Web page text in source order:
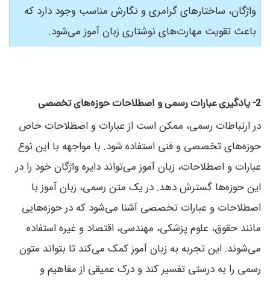
واژگان، ساختارهای گرامری و نگارش مناسب وجود دارد که
باعث تقویت مهارت‌های نوشتاری زبان آموز می‌شود.
2- یادگیری عبارات رسمی و اصطلاحات حوزه‌های تخصصی
در ارتباطات رسمی، ممکن است از عبارات و اصطلاحات خاص
حوزه‌های تخصصی و فنی استفاده شود. با مواجهه با این نوع
عبارات و اصطلاحات، زبان آموز می‌تواند دایره واژگان خود را در
این حوزه‌ها گسترش دهد. در یک متن رسمی، زبان آموز با
اصطلاحات و عبارات تخصصی آشنا می‌شود که در حوزه‌هایی
مانند حقوق، علوم پزشکی، مهندسی، اقتصاد و غیره استفاده
می‌شوند. این تجربه به زبان آموز کمک می‌کند تا بتواند متون
رسمی را به درستی تفسیر کند و درک عمیقی از مفاهیم و